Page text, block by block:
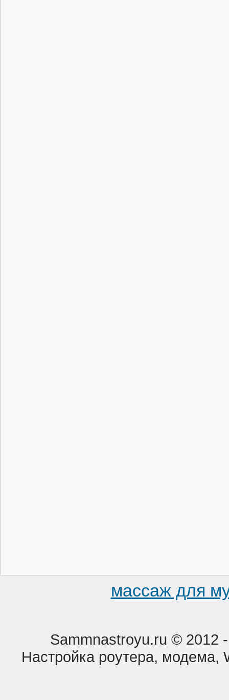
массаж для
Sammnastroyu.ru © 2012
Настройка роутера, модема,